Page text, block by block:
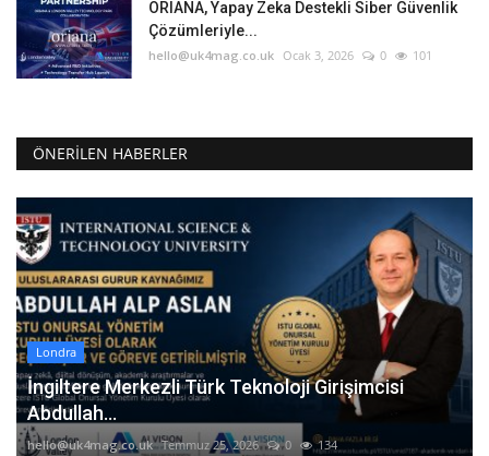
ORIANA, Yapay Zeka Destekli Siber Güvenlik
Çözümleriyle...
hello@uk4mag.co.uk Ocak 3, 2026 0 101
ÖNERILEN HABERLER
Londra
İngiltere Merkezli Türk Teknoloji Girişimcisi
Abdullah...
hello@uk4mag.co.uk Temmuz 25, 2026 0 134